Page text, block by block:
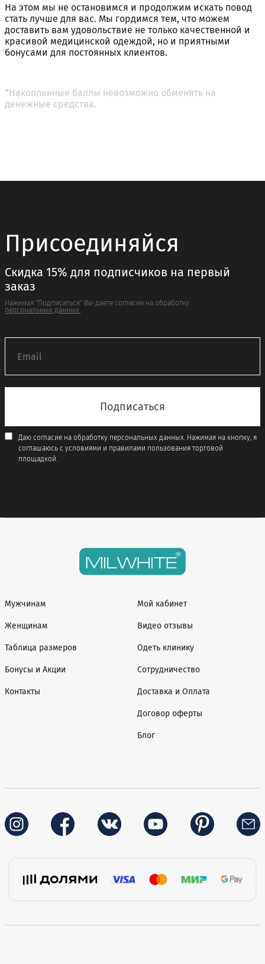
На этом мы не остановимся и продолжим искать повод
стать лучше для вас. Мы гордимся тем, что можем
доставить вам удовольствие не только качественной и
красивой медицинской одеждой, но и приятными
бонусами для постоянных клиентов.
*Накопленные баллы невозможно обменять на
денежные средства.
Присоединяйся
Скидка 15% для подписчиков на первый
заказ
Нажимая "Подписаться" Вы даёте согласие на обработку
персональных данных.
Даю согласие на обработку персональных данных. Нажимая на кнопку, я
соглашаюсь с условиями и правилами пользования торговой
площадкой.
Мужчинам
Женщинам
Таблица размеров
Бонусы и Акции
Контакты
Мой кабинет
Видео отзывы
Одеть клинику
Сотрудничество
Доставка и Оплата
Договор оферты
Блог